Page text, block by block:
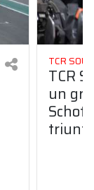
TCR
TCR
un